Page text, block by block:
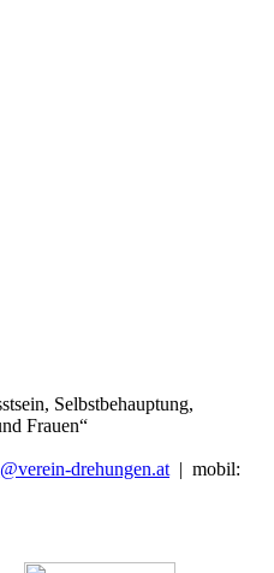
Selbstbehauptung,
Frauen“
drehungen.at | mobil: